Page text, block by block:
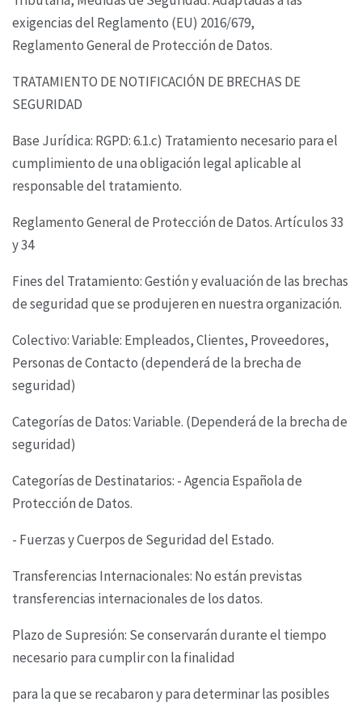
exigencias del Reglamento (EU) 2016/679,
ReglamentoGeneral de Protección de Datos.
TRATAMIENTO DE NOTIFICACIÓN DE BRECHAS DE
SEGURIDAD
Base Jurídica: RGPD: 6.1.c) Tratamiento necesario para el
cumplimiento de una obligación legalaplicable al
responsable del tratamiento.
Reglamento General de Protección de Datos. Artículos 33
y 34
Fines del Tratamiento: Gestión y evaluación de las brechas
de seguridad que se produjeren en nuestra organización.
Colectivo: Variable: Empleados, Clientes, Proveedores,
Personas de Contacto (dependerá de la brecha de
seguridad)
Categorías de Datos: Variable. (Dependerá de la brecha de
seguridad)
Categorías de Destinatarios: - Agencia Española de
Protección de Datos.
- Fuerzas y Cuerpos de Seguridad del Estado.
Transferencias Internacionales: No están previstas
transferencias internacionales de los datos.
Plazo de Supresión: Se conservarán durante el tiempo
necesario para cumplir con la finalidad
para la que se recabaron y para determinar las posibles